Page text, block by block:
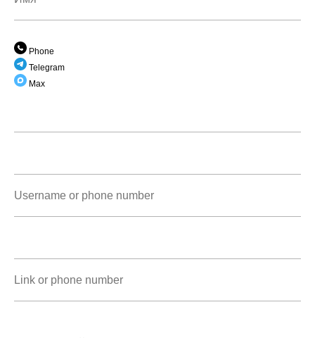
Phone
Telegram
Max